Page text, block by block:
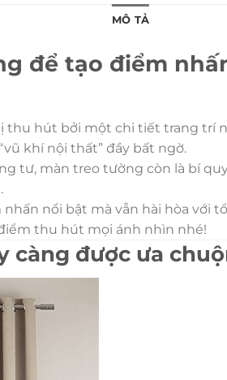
MÔ TẢ
để tạo điểm
hút bởi một chi tiết trang trí
khí nội thất” đầy bất ngờ.
tư, màn treo tường còn là bí
nổi bật mà vẫn hài hòa
thu hút mọi ánh nhìn nhé!
càng được ưa